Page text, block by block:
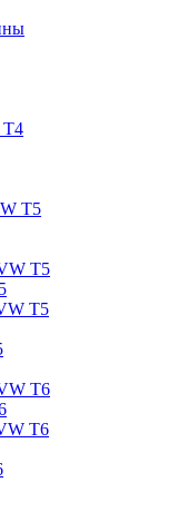
T4
T5
T5
T5
T6
T6